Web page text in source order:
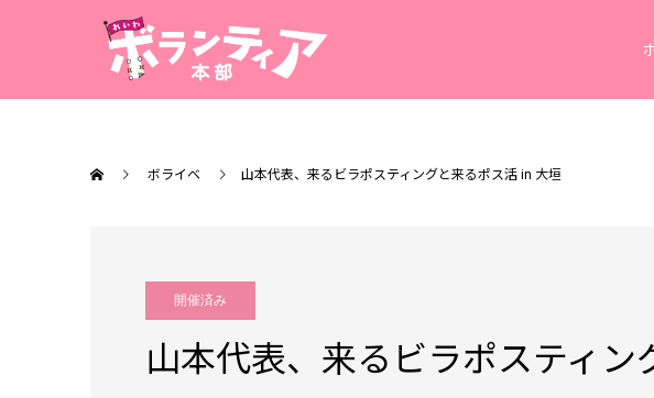
ボライベ 山本代表、来るビラポスティングと来るポス活 in 大垣
開催済み
山本代表、来るビラポスティン